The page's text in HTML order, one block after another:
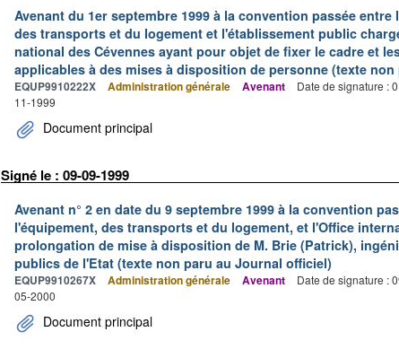
Avenant du 1er septembre 1999 à la convention passée
des transports et du logement et l'établissement public
national des Cévennes ayant pour objet de fixer le cadre et
applicables à des mises à disposition de personne (texte
EQUP9910222X Administration générale Avenant Date de signature :
11-1999
Document principal
Signé le : 09-09-1999
Avenant n° 2 en date du 9 septembre 1999 à la convention
l'équipement, des transports et du logement, et l'Office
prolongation de mise à disposition de M. Brie (Patrick),
publics de l'Etat (texte non paru au Journal officiel)
EQUP9910267X Administration générale Avenant Date de signature :
05-2000
Document principal